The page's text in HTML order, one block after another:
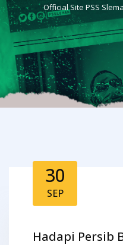
Official Site PSS
30
SEP
Hadapi Persib